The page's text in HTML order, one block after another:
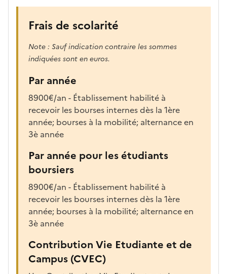
Frais de scolarité
Note : Sauf indication contraire les sommes
indiquées sont en euros.
Par année
8900€/an - Établissement habilité à
recevoir les bourses internes dès la 1ère
année; bourses à la mobilité; alternance en
3è année
Par année pour les étudiants
boursiers
8900€/an - Établissement habilité à
recevoir les bourses internes dès la 1ère
année; bourses à la mobilité; alternance en
3è année
Contribution Vie Etudiante et de
Campus (CVEC)